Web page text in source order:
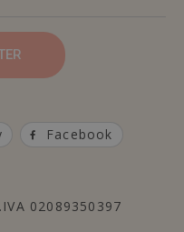
Facebook
02089350397